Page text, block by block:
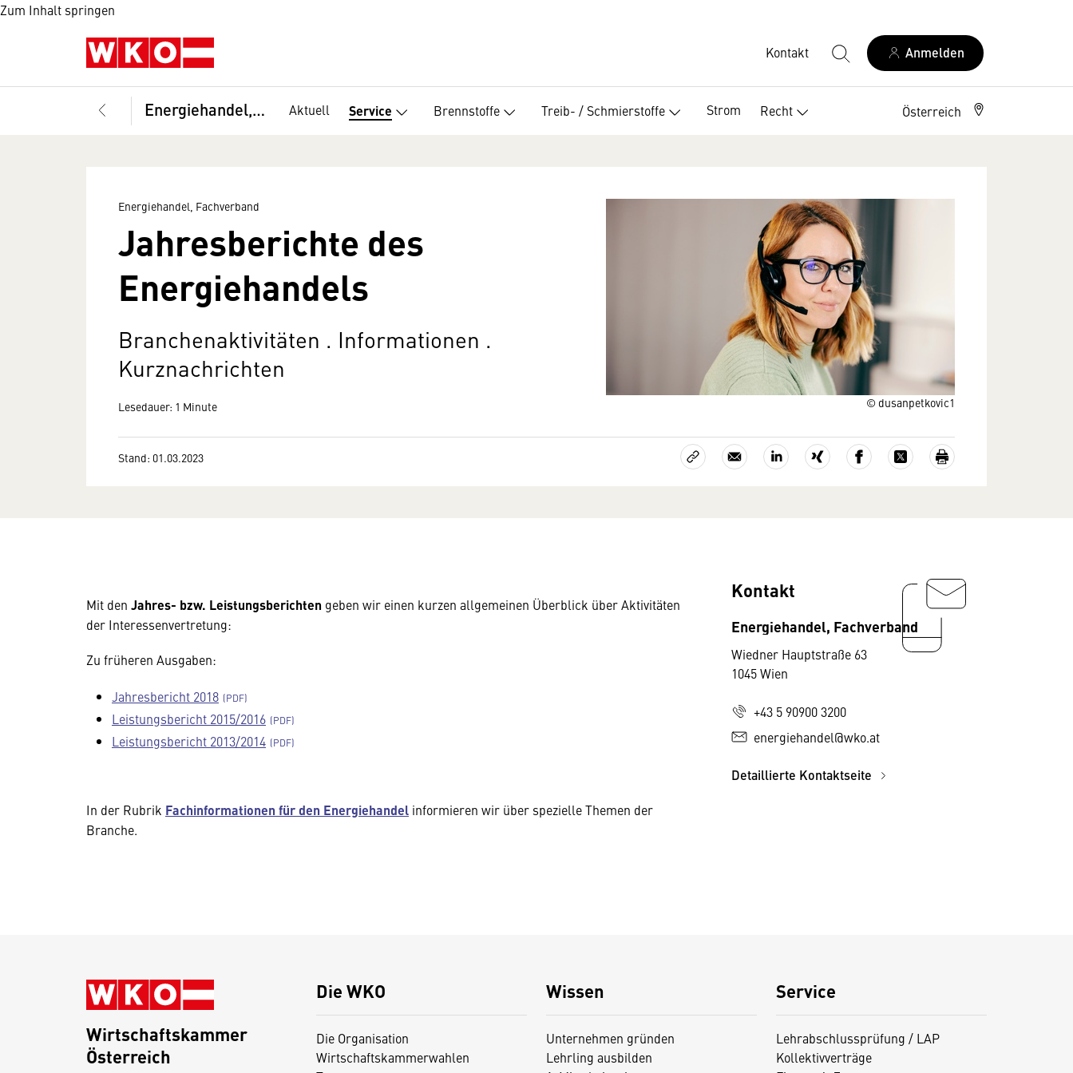
Zum Inhalt springen
Kontakt Anmelden
Energiehandel, Fachverband Aktuell Service Brennstoffe Treib- / Schmierstoffe Strom Recht Österreich
© dusanpetkovic1
Energiehandel, Fachverband
Jahresberichte des
Energiehandels
Branchenaktivitäten . Informationen .
Kurznachrichten
Lesedauer: 1 Minute
Stand: 01.03.2023
Mit den Jahres- bzw. Leistungsberichten geben wir einen kurzen allgemeinen Überblick über Aktivitäten
der Interessenvertretung:
Zu früheren Ausgaben:
Jahresbericht 2018
Leistungsbericht 2015/2016
Leistungsbericht 2013/2014
In der Rubrik Fachinformationen für den Energiehandel informieren wir über spezielle Themen der
Branche.
Kontakt
Energiehandel, Fachverband
Wiedner Hauptstraße 63
1045 Wien
+43 5 90900 3200
energiehandel@wko.at
Detaillierte Kontaktseite
Die WKO
Die Organisation
Wirtschaftskammerwahlen
Wissen
Unternehmen gründen
Lehrling ausbilden
Service
Lehrabschlussprüfung / LAP
Kollektivverträge
Wirtschaftskammer
Österreich